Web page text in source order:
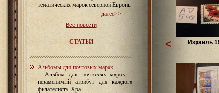
тематических марок северной Европы
далее>>
Все новости
СТАТЬИ
Альбомы для почтовых марок
Альбом для почтовых марок –
незаменимый атрибут для каждого
филателиста. Хра
Израиль
<